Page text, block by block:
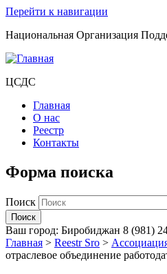
Перейти к навигации
Национальная Организация
ЦСДС
Главная
О нас
Реестр
Контакты
Форма поиска
Поиск
Ваш город: Биробиджан 8 (981)
Главная > Reestr Sro >
отраслевое объединение